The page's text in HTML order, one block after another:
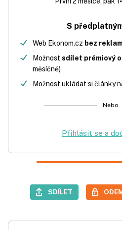
S
Web Ekonom.cz bez reklam
Možnost sdílet prémiový
měsíčně)
Možnost ukládat si články
Nebo
Přihlásit se a
SDÍLET